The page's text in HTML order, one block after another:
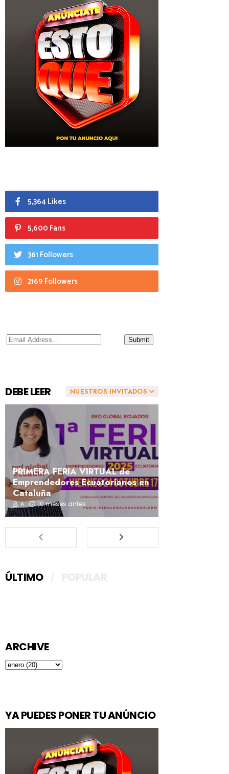
5,364 Likes
5,600 Fans
361 Followers
2169 Followers
NUESTROS INVITADOS
DEBE LEER
PRIMERA FERIA VIRTUAL de
Emprendedores Ecuatorianos en
Cataluña
A 10 meses antes
ÚLTIMO
ARCHIVE
YA PUEDES PONER TU ANÚNCIO